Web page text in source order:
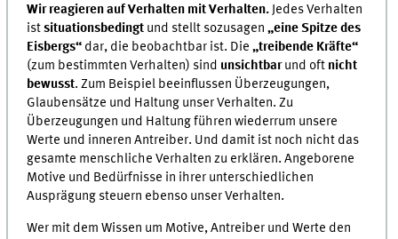
Wir reagieren auf Verhalten mit Verhalten. Jedes Verhalten
istsituationsbedingt und stellt sozusagen„eine Spitze des
Eisbergs“ dar, die beobachtbar ist. Die„treibende Kräfte“
(zum bestimmten Verhalten) sind unsichtbarund oft nicht
bewusst. Zum Beispiel beeinflussen Überzeugungen,
Glaubensätze und Haltung unser Verhalten. Zu
Überzeugungen und Haltung führen wiederrum unsere
Werte und inneren Antreiber. Und damit ist noch nicht das
gesamte menschliche Verhalten zu erklären. Angeborene
Motive und Bedürfnisse in ihrer unterschiedlichen
Ausprägung steuern ebenso unser Verhalten.
Wer mit dem Wissen um Motive, Antreiber und Werte den